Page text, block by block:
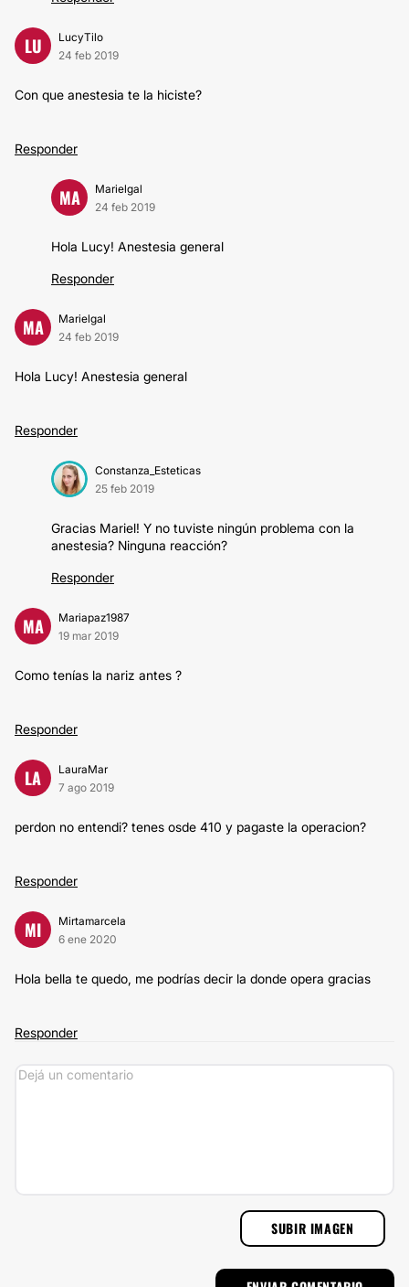
LU
LucyTilo
24 feb 2019
Con que anestesia te la hiciste?
Responder
MA
Marielgal
24 feb 2019
Hola Lucy! Anestesia general
Responder
MA
Marielgal
24 feb 2019
Hola Lucy! Anestesia general
Responder
Constanza_Esteticas
25 feb 2019
Gracias Mariel! Y no tuviste ningún problema con la
anestesia? Ninguna reacción?
Responder
MA
Mariapaz1987
19 mar 2019
Como tenías la nariz antes ?
Responder
LA
LauraMar
7 ago 2019
perdon no entendi? tenes osde 410 y pagaste la operacion?
Responder
MI
Mirtamarcela
6 ene 2020
Hola bella te quedo, me podrías decir la donde opera gracias
Responder
SUBIR IMAGEN